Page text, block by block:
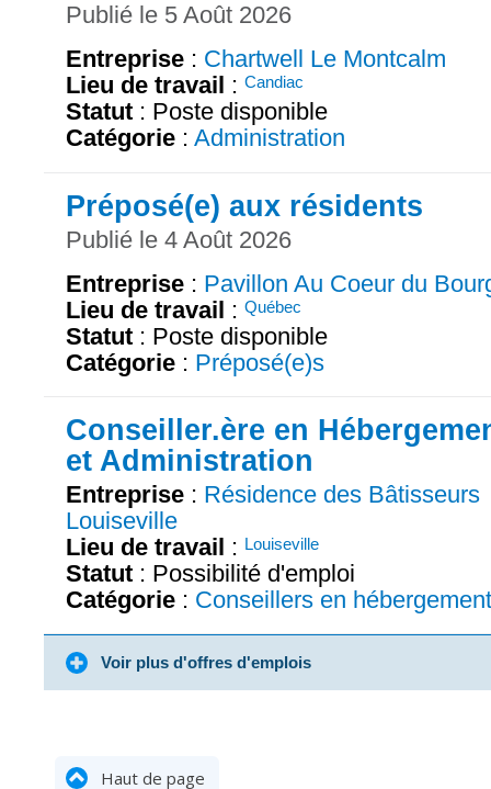
Publié le 5 Août 2026
Entreprise : Chartwell Le Montcalm
Lieu de travail : Candiac
Statut : Poste disponible
Catégorie : Administration
Préposé(e) aux résidents
Publié le 4 Août 2026
Entreprise : Pavillon Au Coeur du
Lieu de travail : Québec
Statut : Poste disponible
Catégorie : Préposé(e)s
Conseiller.ère en
et Administration
Entreprise : Résidence des Bâtisseurs
Louiseville
Lieu de travail : Louiseville
Statut : Possibilité d'emploi
Catégorie : Conseillers en hébergement
Voir plus d'offres d'emplois
Haut de page